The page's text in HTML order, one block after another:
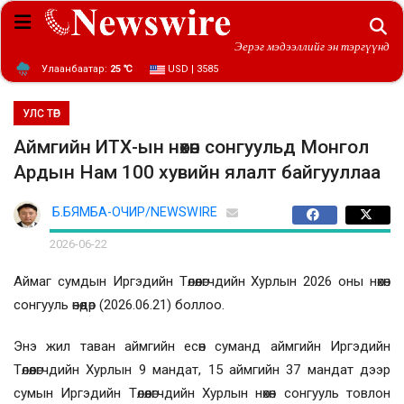
Эерэг мэдээллийг эн тэргүүнд
Улаанбаатар: 25 ℃ USD | 3585
УЛС ТӨР
Аймгийн ИТХ-ын нөхөн сонгуульд Монгол
Ардын Нам 100 хувийн ялалт байгууллаа
Б.БЯМБА-ОЧИР/NEWSWIRE
2026-06-22
Аймаг сумдын Иргэдийн Төлөөлөгчдийн Хурлын 2026 оны нөхөн
сонгууль өнөөдөр (2026.06.21) боллоо.
Энэ жил таван аймгийн есөн суманд аймгийн Иргэдийн
Төлөөлөгчдийн Хурлын 9 мандат, 15 аймгийн 37 мандат дээр
сумын Иргэдийн Төлөөлөгчдийн Хурлын нөхөн сонгууль товлон